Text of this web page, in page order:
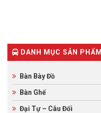
DANH MỤC SẢN PHẨM
Bàn Bày Đồ
Bàn Ghế
Đại Tự – Câu Đối